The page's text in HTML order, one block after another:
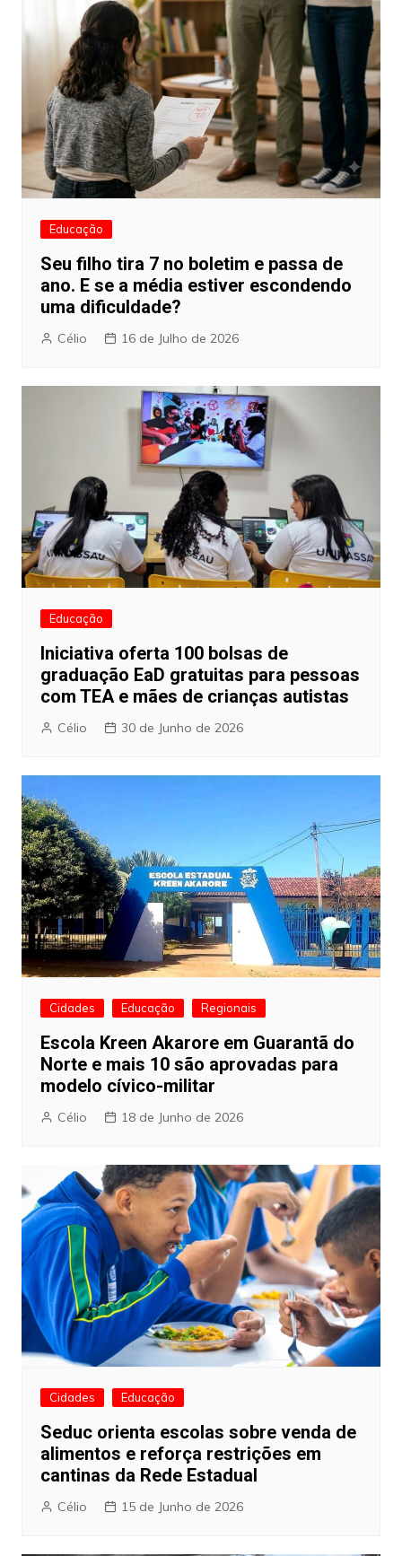
Educação
Seu filho tira 7 no boletim e passa de
ano. E se a média estiver escondendo
uma dificuldade?
Célio 16 de Julho de 2026
Educação
Iniciativa oferta 100 bolsas de
graduação EaD gratuitas para pessoas
com TEA e mães de crianças autistas
Célio 30 de Junho de 2026
Cidades Educação Regionais
Escola Kreen Akarore em Guarantã do
Norte e mais 10 são aprovadas para
modelo cívico-militar
Célio 18 de Junho de 2026
Cidades Educação
Seduc orienta escolas sobre venda de
alimentos e reforça restrições em
cantinas da Rede Estadual
Célio 15 de Junho de 2026